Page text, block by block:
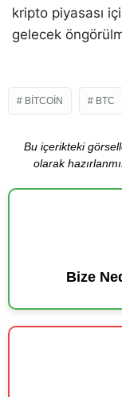
kripto piyasası
gelecek
BITCOIN BTC
Bu içerikteki
olarak
Bize